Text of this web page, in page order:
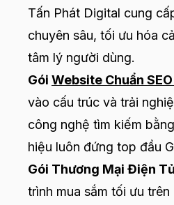
Tấn Phát Digital cung
chuyên sâu, tối ưu hóa
tâm lý người dùng.
Gói Website Chuẩn SEO
vào cấu trúc và trải
công nghệ tìm kiếm
hiệu luôn đứng top đầu
Gói Thương Mại Điện
trình mua sắm tối ưu